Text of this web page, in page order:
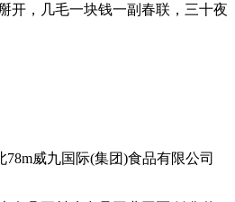
开，几毛一块钱一副春联，三十夜
78m威九国际(集团)食品有限公司